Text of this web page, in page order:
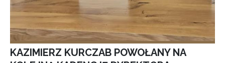
KAZIMIERZ KURCZAB POWOŁANY NA